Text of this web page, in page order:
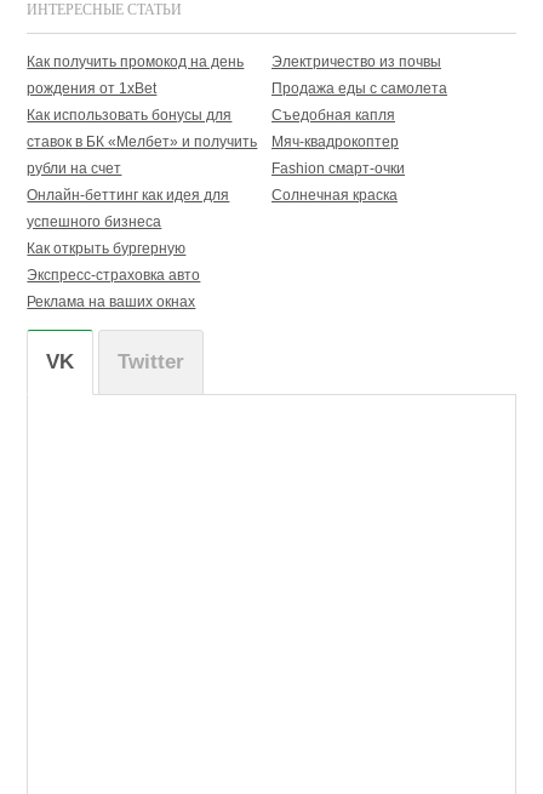
ИНТЕРЕСНЫЕ СТАТЬИ
Как получить промокод на день
рождения от 1xBet
Как использовать бонусы для
ставок в БК «Мелбет» и получить
рубли на счет
Онлайн-беттинг как идея для
успешного бизнеса
Как открыть бургерную
Экспресс-страховка авто
Реклама на ваших окнах
Электричество из почвы
Продажа еды с самолета
Съедобная капля
Мяч-квадрокоптер
Fashion смарт-очки
Солнечная краска
VK Twitter